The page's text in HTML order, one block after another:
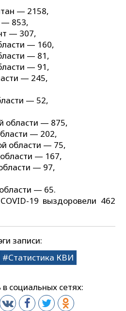
— 2158,
— 853,
— 307,
— 160,
— 81,
— 91,
— 245,
— 52,
области — 875,
— 202,
области — 75,
— 167,
— 97,
— 65.
19 выздоровели 462
записи:
Статистика КВИ
социальных сетях: